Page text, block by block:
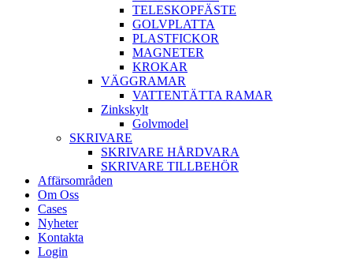
TELESKOPFÄSTE
GOLVPLATTA
PLASTFICKOR
MAGNETER
KROKAR
VÄGGRAMAR
VATTENTÄTTA RAMAR
Zinkskylt
Golvmodel
SKRIVARE
SKRIVARE HÅRDVARA
SKRIVARE TILLBEHÖR
Affärsområden
Om Oss
Cases
Nyheter
Kontakta
Login